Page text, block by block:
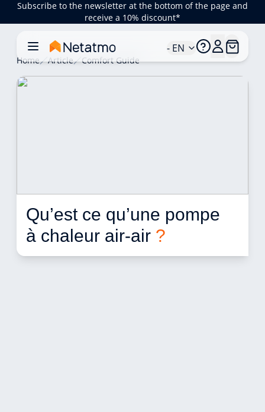
Subscribe to the newsletter at the bottom of the page and
receive a 10% discount*
- EN
Home Article Comfort Guide
Qu’est ce qu’une pompe
à chaleur air-air ?